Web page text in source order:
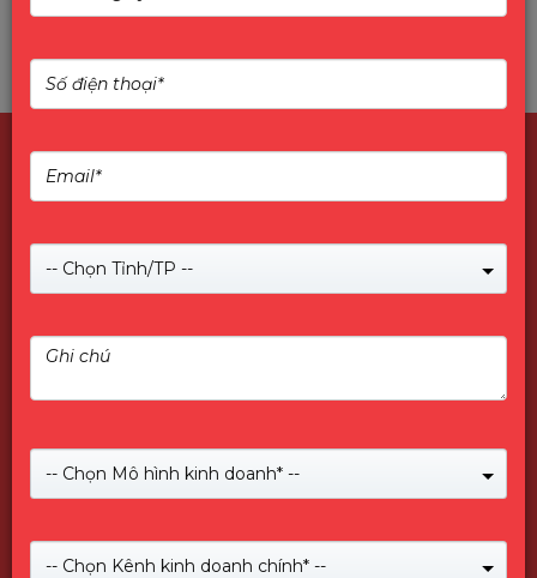
-- Chọn Tỉnh/TP --
-- Chọn Mô hình kinh doanh* --
-- Chọn Kênh kinh doanh chính* --